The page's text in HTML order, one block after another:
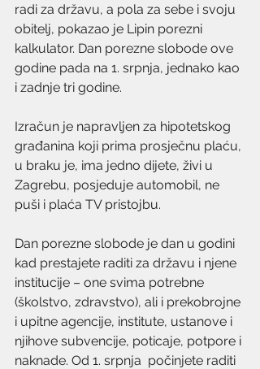
radi za državu, a pola za sebe i svoju
obitelj, pokazao je Lipin porezni
kalkulator. Dan porezne slobode ove
godine pada na 1. srpnja, jednako kao
i zadnje tri godine.
Izračun je napravljen za hipotetskog
građanina koji prima prosječnu plaću,
u braku je, ima jedno dijete, živi u
Zagrebu, posjeduje automobil, ne
puši i plaća TV pristojbu.
Dan porezne slobode je dan u godini
kad prestajete raditi za državu i njene
institucije – one svima potrebne
(školstvo, zdravstvo), ali i prekobrojne
i upitne agencije, institute, ustanove i
njihove subvencije, poticaje, potpore i
naknade. Od 1. srpnja  počinjete raditi